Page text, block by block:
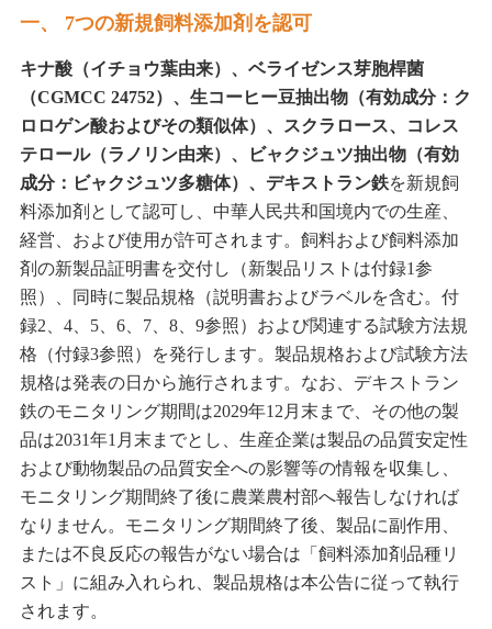
一、 7つの新規飼料添加剤を認可
キナ酸（イチョウ葉由来）、ベライゼンス芽胞桿菌
（CGMCC 24752）、生コーヒー豆抽出物（有効成分：ク
ロロゲン酸およびその類似体）、スクラロース、コレス
テロール（ラノリン由来）、ビャクジュツ抽出物（有効
成分：ビャクジュツ多糖体）、デキストラン鉄を新規飼
料添加剤として認可し、中華人民共和国境内での生産、
経営、および使用が許可されます。飼料および飼料添加
剤の新製品証明書を交付し（新製品リストは付録1参
照）、同時に製品規格（説明書およびラベルを含む。付
録2、4、5、6、7、8、9参照）および関連する試験方法規
格（付録3参照）を発行します。製品規格および試験方法
規格は発表の日から施行されます。なお、デキストラン
鉄のモニタリング期間は2029年12月末まで、その他の製
品は2031年1月末までとし、生産企業は製品の品質安定性
および動物製品の品質安全への影響等の情報を収集し、
モニタリング期間終了後に農業農村部へ報告しなければ
なりません。モニタリング期間終了後、製品に副作用、
または不良反応の報告がない場合は「飼料添加剤品種リ
スト」に組み入れられ、製品規格は本公告に従って執行
されます。